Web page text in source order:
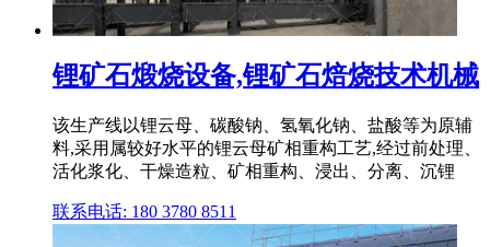
锂矿石煅烧设备,锂矿石焙烧技术机械
该生产线以锂云母、碳酸钠、氢氧化钠、盐酸等为原辅
料,采用属较好水平的锂云母矿相重构工艺,经过前处理、
活化浆化、干燥造粒、矿相重构、浸出、分离、沉锂
联系电话: 180 3780 8511